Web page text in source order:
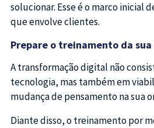
solucionar. Esse é o marco inicial
que envolve clientes.
Prepare o treinamento da
A transformação digital não
tecnologia, mas também em
mudança de pensamento na sua
Diante disso, o treinamento por